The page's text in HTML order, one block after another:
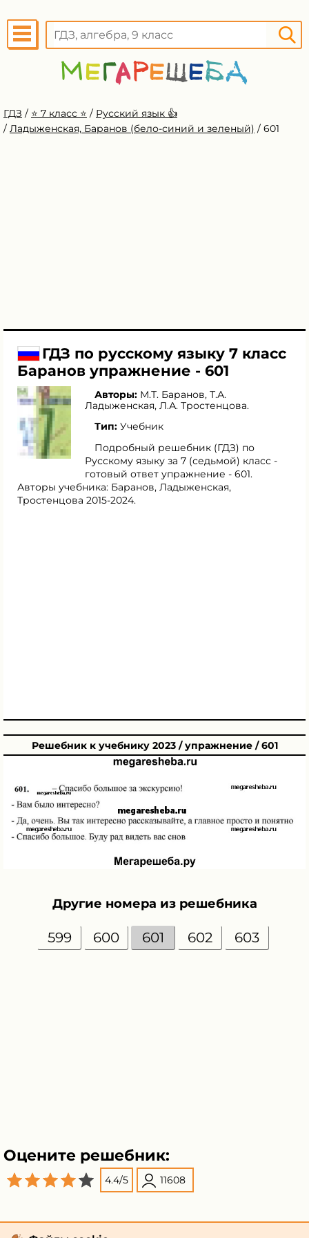
ГДЗ / ⭐️ 7 класс ⭐️ / Русский язык 👍
/ Ладыженская, Баранов (бело-синий и зеленый) / 601
ГДЗ по русскому языку 7 класс
Баранов упражнение - 601
Авторы: М.Т. Баранов, Т.А.
Ладыженская, Л.А. Тростенцова.
Тип: Учебник
Подробный решебник (ГДЗ) по
Русскому языку за 7 (седьмой) класс -
готовый ответ упражнение - 601.
Авторы учебника: Баранов, Ладыженская,
Тростенцова 2015-2024.
Решебник к учебнику 2023 / упражнение / 601
Другие номера из решебника
599 600 601 602 603
Оцените решебник:
4.4/5 11608